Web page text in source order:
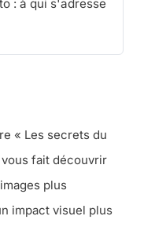
: à qui s'adresse
« Les secrets du
fait découvrir
plus
impact visuel plus